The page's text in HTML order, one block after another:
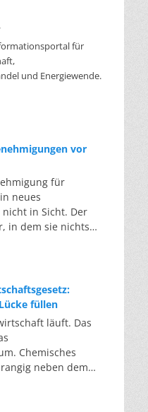
für
und Energiewende.
vor
für
neues
in Sicht. Der
in dem sie nichts
schneller. Die
bestätigt dieses
nie zuvor wurden
gingen netto
Der Bestand
Das gesetzliche
zum Jahresende ist
füllen
läuft. Das
Chemisches
neben dem